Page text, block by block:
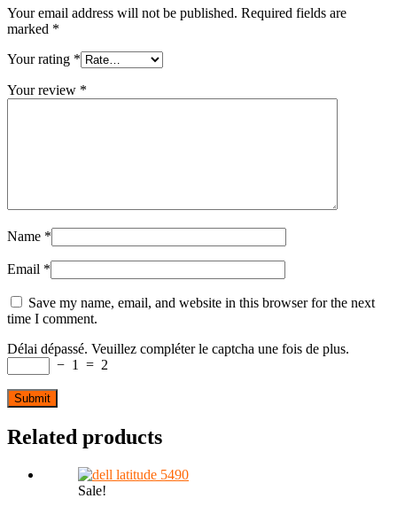
Your email address will not be published. Required fields are
marked *
Your rating *
Your review *
Name *
Email *
Save my name, email, and website in this browser for the next
time I comment.
Délai dépassé. Veuillez compléter le captcha une fois de plus.
− 1 = 2
Related products
Sale!